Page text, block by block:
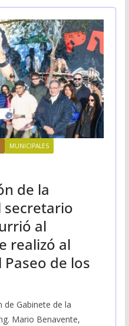
MUNICIPALES
de la
secretario
al
realizó al
de los
de Gabinete de la
Mario Benavente,